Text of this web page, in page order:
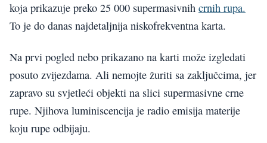
koja prikazuje preko 25 000 supermasivnih crnih rupa.
To je do danas najdetaljnija niskofrekventna karta.
Na prvi pogled nebo prikazano na karti može izgledati
posuto zvijezdama. Ali nemojte žuriti sa zaključcima, jer
zapravo su svjetleći objekti na slici supermasivne crne
rupe. Njihova luminiscencija je radio emisija materije
koju rupe odbijaju.